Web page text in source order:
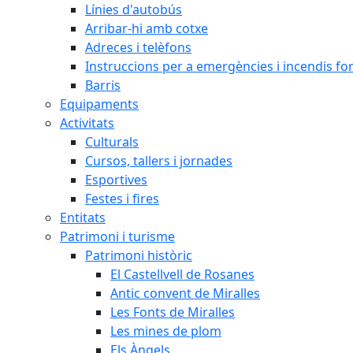
Línies d'autobús
Arribar-hi amb cotxe
Adreces i telèfons
Instruccions per a emergències i incendis
Barris
Equipaments
Activitats
Culturals
Cursos, tallers i jornades
Esportives
Festes i fires
Entitats
Patrimoni i turisme
Patrimoni històric
El Castellvell de Rosanes
Antic convent de Miralles
Les Fonts de Miralles
Les mines de plom